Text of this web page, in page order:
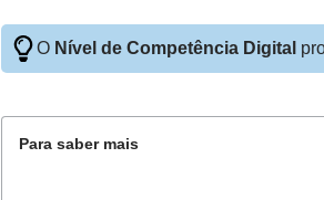
O Nível de Competência Digital
Para saber mais